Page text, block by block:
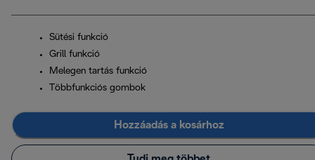
Sütési funkció
Grill funkció
Melegen tartás funkció
Többfunkciós gombok
Hozzáadás a kosárhoz